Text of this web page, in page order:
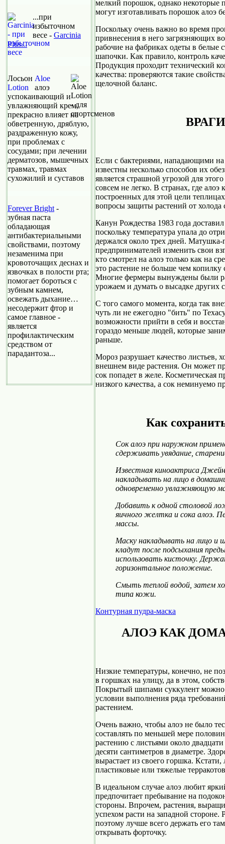
...при
избыточном
весе - Garcinia
Plus...
Лосьон Aloe
Lotion
алоэ
успокаивающий и
увлажняющий крем,
прекрасно влияет на
обветренную, дряблую,
раздраженную кожу,
при проблемах с
сосудами; при лечении
дерматозов, мышечных
травмах, травмах
сухожилий и суставов
Forever Bright -
зубная паста
обладающая
антибактериальными
свойствами, поэтому
незаменима при
кровоточащих деснах и
язвочках в полости рта;
помогает бороться с
зубным камнем,
освежать дыхание…
несодержит фтор и
самое главное -
является
профилактическим
средством от
парадантоза...
мелкий порошок, однако некоторые
могут изготавливать порошок алоэ
Поскольку очень важно во время
привнесения в него загрязняющих
рабочие на фабриках одеты в белые
шапочки. Как правило, контроль
Продукция проходит технический
качества: проверяются такие
щелочной баланс.
Если с бактериями, нападающими
известны несколько способов их
является страшной угрозой для
совсем не легко. В странах, где
построенных для этой цели
вопросы защиты растений от холода
Канун Рождества 1983 года
поскольку температура упала до
держался около трех дней. Матушка-
предпринимателей изменить свои
кто смотрел на алоэ только как на
это растение не больше чем
Многие фермеры вынуждены были
урожаем и думать о высадке других
С того самого момента, когда так
чуть ли не ежегодно "бить" по
возможности прийти в себя и
гораздо меньше людей, которые
раньше.
Мороз разрушает качество листьев,
внешнем виде растения. Он может
сок попадет в желе. Косметическая
низкого качества, а сок неминуемо
Как
Сок алоэ при наружном
сдерживать увядание,
Известная киноактриса
накладывать на лицо в
одновременно увлажняющую
Добавить к одной столовой
яичного желтка и сока алоэ.
массы.
Маску накладывать на лицо и
кладут после подсыхания
использовать кисточку.
горизонтальное положение.
Смыть теплой водой, затем
типа кожи.
Контурная пудра-маска
АЛОЭ КАК
Низкие температуры, конечно, не
в горшках на улицу, да в этом,
Покрытый шипами суккулент можно
условии выполнения ряда
растением.
Очень важно, чтобы алоэ не было
составлять по меньшей мере
растению с листьями около
десяти сантиметров в диаметре.
вырастает из своего горшка.
пластиковые или тяжелые
В идеальном случае алоэ любит
предпочитает пребывание на
стороны. Впрочем, растения,
успехом расти на западной
поэтому лучше всего держать его
открывать форточку.